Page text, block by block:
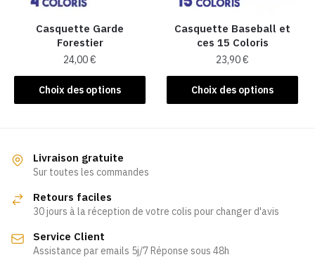
page
du
produit
sur
la
page
du
produit
Casquette Garde
Forestier
24,00€
Choix des options
Ce
produit
variations.
Les
peuvent
choisies
sur
Casquette Baseball et
ces 15 Coloris
23,90€
Choix des options
Ce
produit
être
Livraison gratuite
Sur toutes les commandes
Retours faciles
30 jours à la réception de votre colis pour changer d'avis
Service Client
Assistance par emails 5j/7 Réponse sous 48h